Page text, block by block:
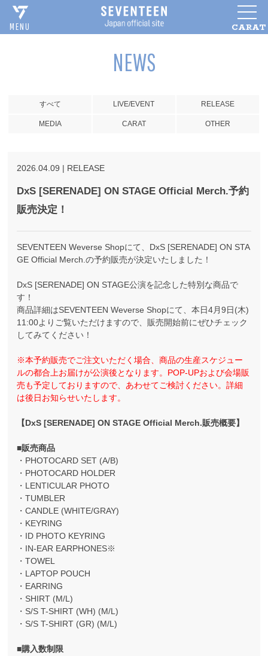
MENU CARAT
NEWS
すべて LIVE/EVENT RELEASE
MEDIA CARAT OTHER
2026 .04 .09 | RELEASE
DxS [SERENADE] ON STAGE Official Merch.予約
販売決定！
SEVENTEEN Weverse Shopにて、DxS [SERENADE] ON STA
GE Official Merch.の予約販売が決定いたしました！
DxS [SERENADE] ON STAGE公演を記念した特別な商品で
す！
商品詳細はSEVENTEEN Weverse Shopにて、本日4月9日(木)
11:00よりご覧いただけますので、販売開始前にぜひチェック
してみてください！
※本予約販売でご注文いただく場合、商品の生産スケジュー
ルの都合上お届けが公演後となります。POP-UPおよび会場販
売も予定しておりますので、あわせてご検討ください。詳細
は後日お知らせいたします。
【DxS [SERENADE] ON STAGE Official Merch.販売概要】
■販売商品
・PHOTOCARD SET (A/B)
・PHOTOCARD HOLDER
・LENTICULAR PHOTO
・TUMBLER
・CANDLE (WHITE/GRAY)
・KEYRING
・ID PHOTO KEYRING
・IN-EAR EARPHONES※
・TOWEL
・LAPTOP POUCH
・EARRING
・SHIRT (M/L)
・S/S T-SHIRT (WH) (M/L)
・S/S T-SHIRT (GR) (M/L)
■購入数制限